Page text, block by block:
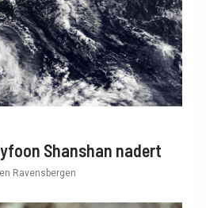
Shanshan nadert
Ravensbergen